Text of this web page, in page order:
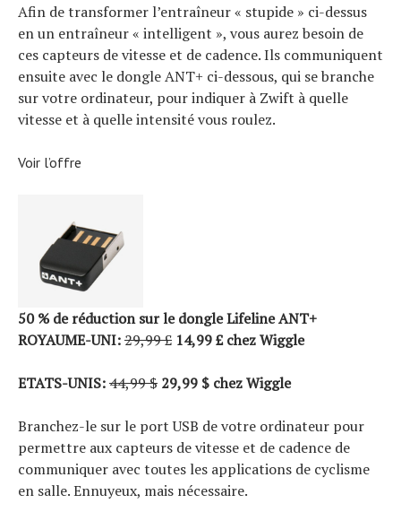
Afin de transformer l’entraîneur « stupide » ci-dessus
en un entraîneur « intelligent », vous aurez besoin de
ces capteurs de vitesse et de cadence. Ils communiquent
ensuite avec le dongle ANT+ ci-dessous, qui se branche
sur votre ordinateur, pour indiquer à Zwift à quelle
vitesse et à quelle intensité vous roulez.
Voir l’offre
50 % de réduction sur le dongle Lifeline ANT+
ROYAUME-UNI:29,99 £ 14,99 £ chez Wiggle
ETATS-UNIS:44,99 $ 29,99 $ chez Wiggle
Branchez-le sur le port USB de votre ordinateur pour
permettre aux capteurs de vitesse et de cadence de
communiquer avec toutes les applications de cyclisme
en salle. Ennuyeux, mais nécessaire.